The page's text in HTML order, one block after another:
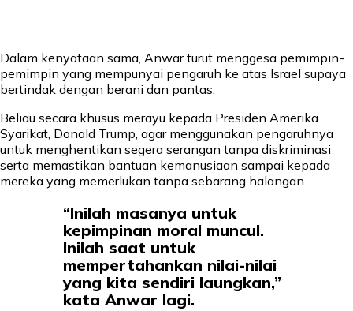
Dalam kenyataan sama, Anwar turut menggesa pemimpin-
pemimpin yang mempunyai pengaruh ke atas Israel supaya
bertindak dengan berani dan pantas.
Beliau secara khusus merayu kepada Presiden Amerika
Syarikat, Donald Trump, agar menggunakan pengaruhnya
untuk menghentikan segera serangan tanpa diskriminasi
serta memastikan bantuan kemanusiaan sampai kepada
mereka yang memerlukan tanpa sebarang halangan.
“Inilah masanya untuk
kepimpinan moral muncul.
Inilah saat untuk
mempertahankan nilai-nilai
yang kita sendiri laungkan,”
kata Anwar lagi.